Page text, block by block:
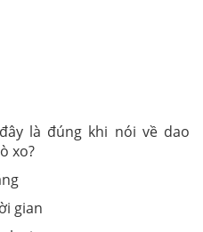
là đúng khi nói về dao
xo?
gian